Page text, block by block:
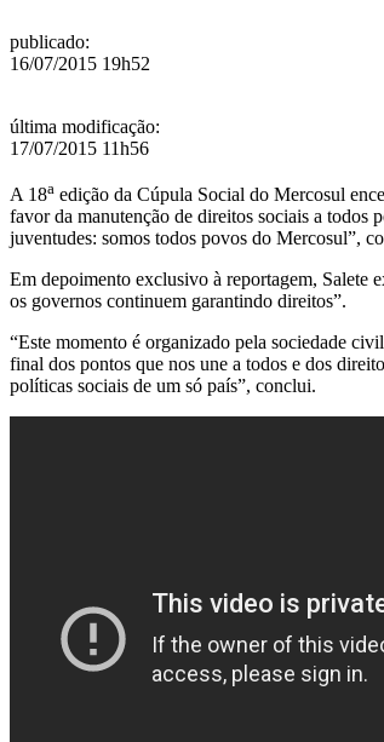
publicado:
16/07/2015 19h52
última modificação:
17/07/2015 11h56
A 18a edição da Cúpula Social do Mercosul
favor da manutenção de direitos sociais a todos
juventudes: somos todos povos do Mercosul”,
Em depoimento exclusivo à reportagem, Salete
os governos continuem garantindo direitos”.
“Este momento é organizado pela sociedade
final dos pontos que nos une a todos e dos
políticas sociais de um só país”, conclui.